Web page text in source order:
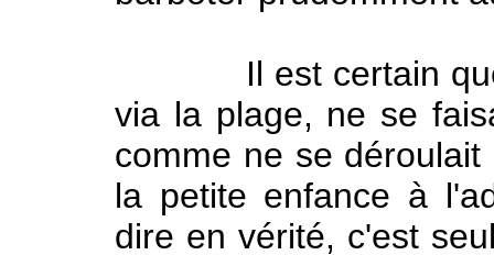
Il est certain que
via la plage, ne se
comme ne se
la petite enfance à
dire en vérité, c'est